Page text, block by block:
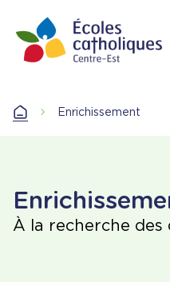
contenu
principal
AccueilEnrichissement
À la recherche des